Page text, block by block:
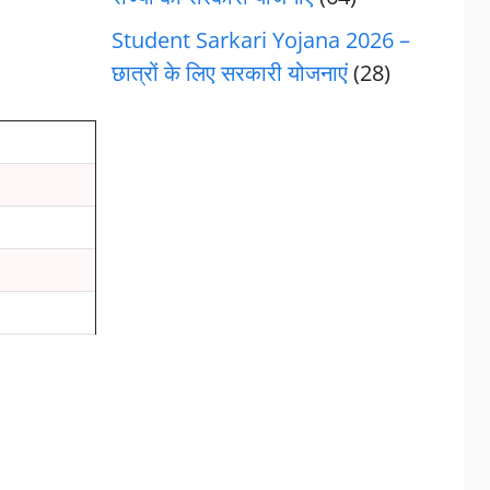
Student Sarkari Yojana 2026 –
छात्रों के लिए सरकारी योजनाएं(28)